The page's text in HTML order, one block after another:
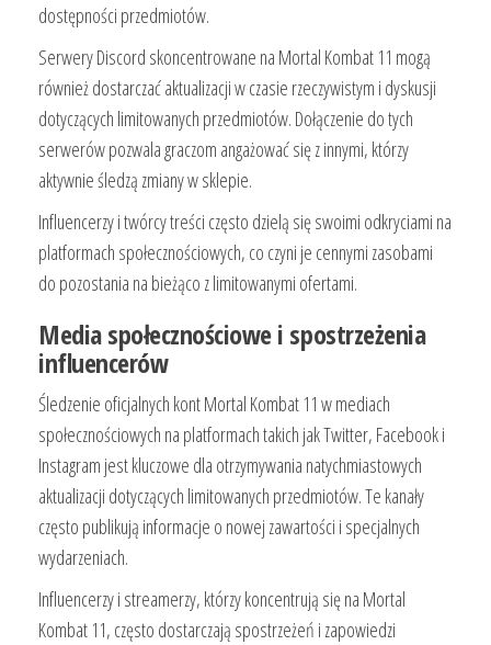
dostępności przedmiotów.
Serwery Discord skoncentrowane na Mortal Kombat 11 mogą
również dostarczać aktualizacji w czasie rzeczywistym i dyskusji
dotyczących limitowanych przedmiotów. Dołączenie do tych
serwerów pozwala graczom angażować się z innymi, którzy
aktywnie śledzą zmiany w sklepie.
Influencerzy i twórcy treści często dzielą się swoimi odkryciami na
platformach społecznościowych, co czyni je cennymi zasobami
do pozostania na bieżąco z limitowanymi ofertami.
Media społecznościowe i spostrzeżenia
influencerów
Śledzenie oficjalnych kont Mortal Kombat 11 w mediach
społecznościowych na platformach takich jak Twitter, Facebook i
Instagram jest kluczowe dla otrzymywania natychmiastowych
aktualizacji dotyczących limitowanych przedmiotów. Te kanały
często publikują informacje o nowej zawartości i specjalnych
wydarzeniach.
Influencerzy i streamerzy, którzy koncentrują się na Mortal
Kombat 11, często dostarczają spostrzeżeń i zapowiedzi